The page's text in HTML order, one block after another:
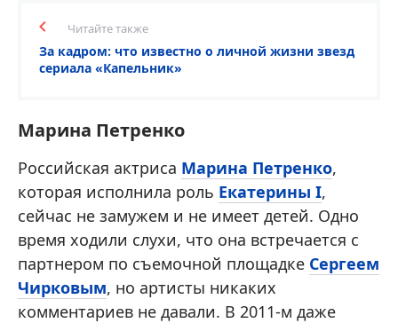
Читайте также
За кадром: что известно о личной жизни звезд
сериала «Капельник»
Марина Петренко
Российская актриса Марина Петренко,
которая исполнила роль Екатерины I,
сейчас не замужем и не имеет детей. Одно
время ходили слухи, что она встречается с
партнером по съемочной площадке Сергеем
Чирковым, но артисты никаких
комментариев не давали. В 2011-м даже